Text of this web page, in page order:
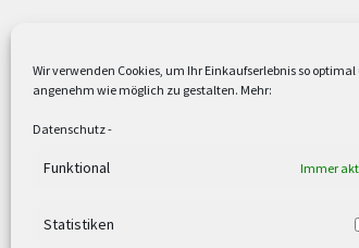
Wir verwenden Cookies, um Ihr Einkaufserlebnis so optimal
angenehm wie möglich zu gestalten. Mehr:
Datenschutz-
Funktional Immer
Statistiken
Versandkostenfrei ab 59,90 €
oder gewerblichen Tätigkeit. Kein
sind Warenzeichen oder
Weitere Informationen und